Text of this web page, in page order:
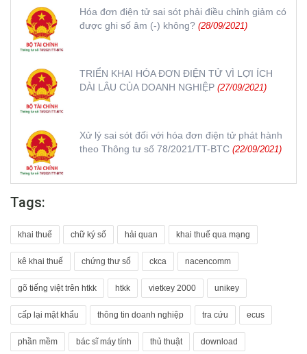
Hóa đơn điện tử sai sót phải điều chỉnh giảm có
được ghi số âm (-) không? (28/09/2021)
TRIỂN KHAI HÓA ĐƠN ĐIỆN TỬ VÌ LỢI ÍCH
DÀI LÂU CỦA DOANH NGHIỆP (27/09/2021)
Xử lý sai sót đối với hóa đơn điện tử phát hành
theo Thông tư số 78/2021/TT-BTC (22/09/2021)
Tags:
khai thuế chữ ký số hải quan khai thuế qua mạng
kê khai thuế chứng thư số ckca nacencomm
gõ tiếng việt trên htkk htkk vietkey 2000 unikey
cấp lại mật khẩu thông tin doanh nghiệp tra cứu ecus
phần mềm bác sĩ máy tính thủ thuật download